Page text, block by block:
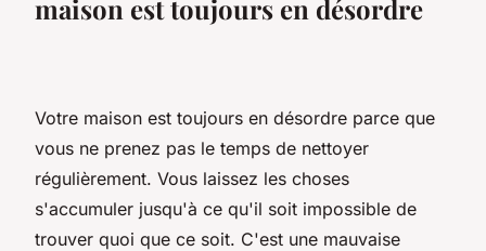
maison est toujours en désordre
Votre maison est toujours en désordre parce que
vous ne prenez pas le temps de nettoyer
régulièrement. Vous laissez les choses
s'accumuler jusqu'à ce qu'il soit impossible de
trouver quoi que ce soit. C'est une mauvaise